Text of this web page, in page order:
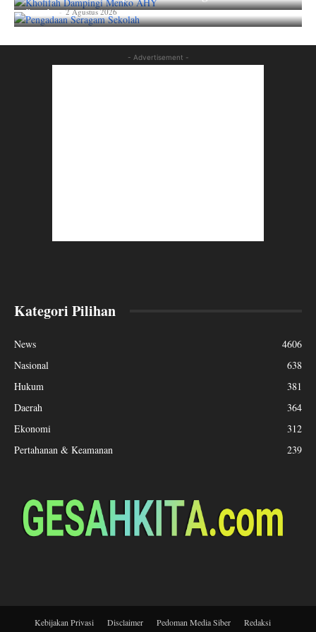
lian_aka - 2 Agustus 2026
- Advertisement -
Kategori Pilihan
News
4606
Nasional
638
Hukum
381
Daerah
364
Ekonomi
312
Pertahanan & Keamanan
239
Kebijakan Privasi Disclaimer Pedoman Media Siber
Redaksi